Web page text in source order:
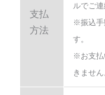
支払
方法
ルでご連
※振込手
す。
※お支払
きません